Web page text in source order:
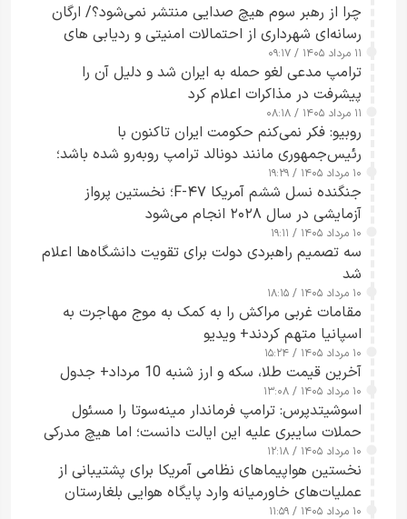
چرا از رهبر سوم هیچ صدایی منتشر نمی‌شود؟/ ارگان
رسانه‌ای شهرداری از احتمالات امنیتی و ردیابی های
جاسوسی گفت
۱۱ مرداد ۱۴۰۵ / ۰۹:۱۷
ترامپ مدعی لغو حمله به ایران شد و دلیل آن را
پیشرفت در مذاکرات اعلام کرد
۱۱ مرداد ۱۴۰۵ / ۰۸:۱۸
روبیو: فکر نمی‌کنم حکومت ایران تاکنون با
رئیس‌جمهوری مانند دونالد ترامپ روبه‌رو شده باشد؛
کسی که واقعاً دست به اقدام می‌زند
۱۰ مرداد ۱۴۰۵ / ۱۹:۲۹
جنگنده نسل ششم آمریکا F-۴۷؛ نخستین پرواز
آزمایشی در سال ۲۰۲۸ انجام می‌شود
۱۰ مرداد ۱۴۰۵ / ۱۹:۱۱
سه تصمیم راهبردی دولت برای تقویت دانشگاه‌ها اعلام
شد
۱۰ مرداد ۱۴۰۵ / ۱۸:۱۵
مقامات غربی مراکش را به کمک به موج مهاجرت به
اسپانیا متهم کردند+ ویدیو
۱۰ مرداد ۱۴۰۵ / ۱۵:۲۴
آخرین قیمت طلا، سکه و ارز شنبه 10 مرداد+ جدول
۱۰ مرداد ۱۴۰۵ / ۱۳:۰۸
اسوشیتدپرس: ترامپ فرماندار مینه‌سوتا را مسئول
حملات سایبری علیه این ایالت دانست؛ اما هیچ مدرکی
ارائه نکرد
۱۰ مرداد ۱۴۰۵ / ۱۲:۱۸
نخستین هواپیماهای نظامی آمریکا برای پشتیبانی از
عملیات‌های خاورمیانه وارد پایگاه هوایی بلغارستان
شدند
۱۰ مرداد ۱۴۰۵ / ۱۱:۵۹